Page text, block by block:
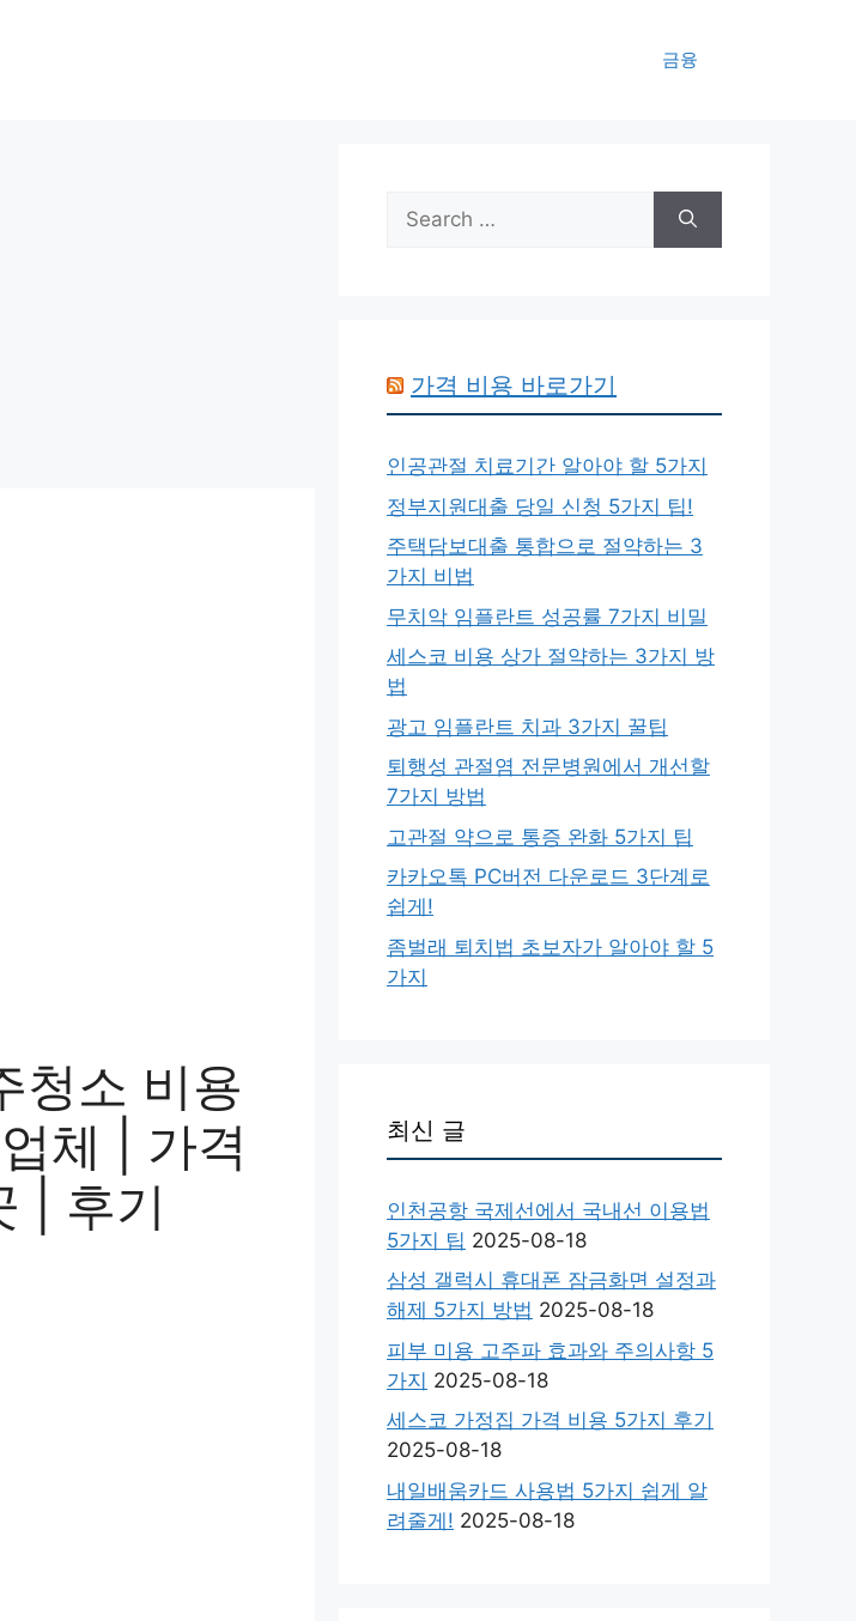
금융
청소 비용
체 | 가격
| 후기
Search
for:
가격 비용 바로가기
인공관절 치료기간 알아야 할 5가지
정부지원대출 당일 신청 5가지 팁!
주택담보대출 통합으로 절약하는 3
가지 비법
무치악 임플란트 성공률 7가지 비밀
세스코 비용 상가 절약하는 3가지 방
법
광고 임플란트 치과 3가지 꿀팁
퇴행성 관절염 전문병원에서 개선할
7가지 방법
고관절 약으로 통증 완화 5가지 팁
카카오톡 PC버전 다운로드 3단계로
쉽게!
좀벌래 퇴치법 초보자가 알아야 할 5
가지
최신 글
인천공항 국제선에서 국내선 이용법
5가지 팁 2025-08-18
삼성 갤럭시 휴대폰 잠금화면 설정과
해제 5가지 방법 2025-08-18
피부 미용 고주파 효과와 주의사항 5
가지 2025-08-18
세스코 가정집 가격 비용 5가지 후기
2025-08-18
내일배움카드 사용법 5가지 쉽게 알
려줄게! 2025-08-18